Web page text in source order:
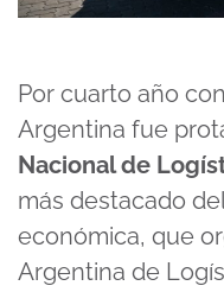
Por cuarto año
Argentina fue
Nacional de
más destacado
económica, que
Argentina de